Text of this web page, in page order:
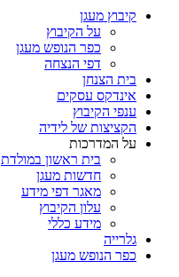
קיבוץ מעגן
על הקיבוץ
כפר הנופש מעגן
דפי הנצחה
בית הצנחן
אינדקס עסקים
ענפי הקיבוץ
הקציצות של לידיה
על המדרכות
בית ראשון במולדת
חדשות מעגן
מאגר דפי מידע
עלון הקיבוץ
מידע כללי
גלרייה
כפר הנופש מעגן